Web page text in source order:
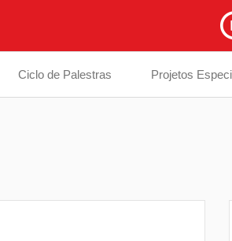
Ciclo de Palestras Projetos